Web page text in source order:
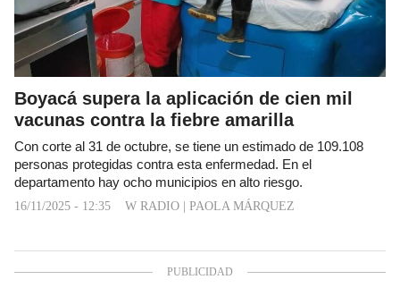
Boyacá supera la aplicación de cien mil
vacunas contra la fiebre amarilla
Con corte al 31 de octubre, se tiene un estimado de 109.108
personas protegidas contra esta enfermedad. En el
departamento hay ocho municipios en alto riesgo.
16/11/2025 - 12:35 W RADIO | PAOLA MÁRQUEZ